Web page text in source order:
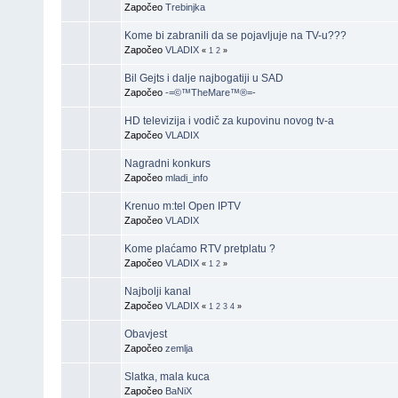
Započeo Trebinjka
Kome bi zabranili da se pojavljuje na TV-u???
Započeo VLADIX « 1 2 »
Bil Gejts i dalje najbogatiji u SAD
Započeo -=©™TheMare™®=-
HD televizija i vodič za kupovinu novog tv-a
Započeo VLADIX
Nagradni konkurs
Započeo mladi_info
Krenuo m:tel Open IPTV
Započeo VLADIX
Kome plaćamo RTV pretplatu ?
Započeo VLADIX « 1 2 »
Najbolji kanal
Započeo VLADIX « 1 2 3 4 »
Obavjest
Započeo zemlja
Slatka, mala kuca
Započeo BaNiX